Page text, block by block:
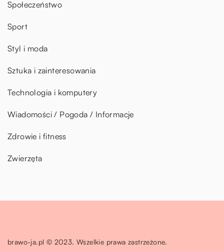
Społeczeństwo
Sport
Styl i moda
Sztuka i zainteresowania
Technologia i komputery
Wiadomości / Pogoda / Informacje
Zdrowie i fitness
Zwierzęta
brawo-ja.pl © 2023. Wszelkie prawa zastrzeżone.